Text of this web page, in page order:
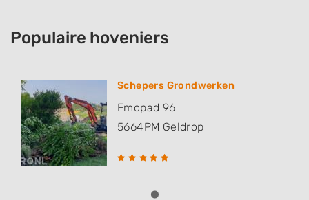
Populaire hoveniers
Schepers Grondwerken
Emopad 96
5664PM Geldrop